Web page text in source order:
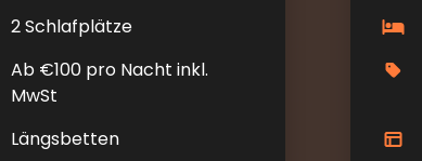
2 Schlafplätze
Ab €100 pro Nacht inkl.
MwSt
Längsbetten